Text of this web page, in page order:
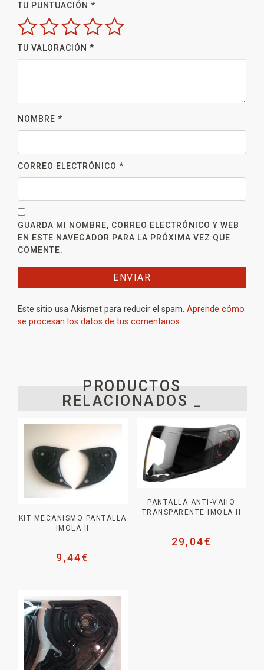
TU PUNTUACIÓN *
TU VALORACIÓN *
NOMBRE *
CORREO ELECTRÓNICO *
GUARDA MI NOMBRE, CORREO ELECTRÓNICO Y WEB
EN ESTE NAVEGADOR PARA LA PRÓXIMA VEZ QUE
COMENTE.
Este sitio usa Akismet para reducir el spam. Aprende cómo
se procesan los datos de tus comentarios.
PRODUCTOS
RELACIONADOS _
KIT MECANISMO PANTALLA
IMOLA II
9,44€
PANTALLA ANTI-VAHO
TRANSPARENTE IMOLA II
29,04€